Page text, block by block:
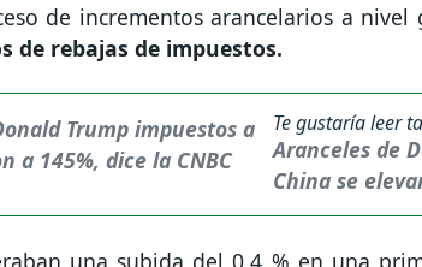
de incrementos arancelarios a nivel
de rebajas de impuestos.
Te gustaría leer
Aranceles de
China se
una subida del 0,4 % en una